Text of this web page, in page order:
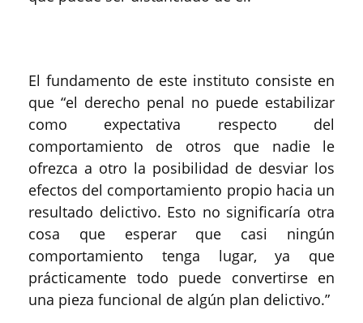
El fundamento de este instituto consiste en
que “el derecho penal no puede estabilizar
como expectativa respecto del
comportamiento de otros que nadie le
ofrezca a otro la posibilidad de desviar los
efectos del comportamiento propio hacia un
resultado delictivo. Esto no significaría otra
cosa que esperar que casi ningún
comportamiento tenga lugar, ya que
prácticamente todo puede convertirse en
una pieza funcional de algún plan delictivo.”